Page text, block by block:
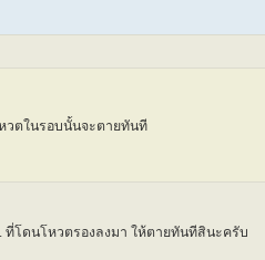
วตในรอบนั้นจะตายทันที
ที่โดนโหวตรองลงมา ให้ตายทันทีสินะครับ